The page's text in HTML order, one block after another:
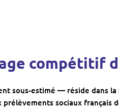
compétitif
sous-estimé — réside dans
prélèvements sociaux français